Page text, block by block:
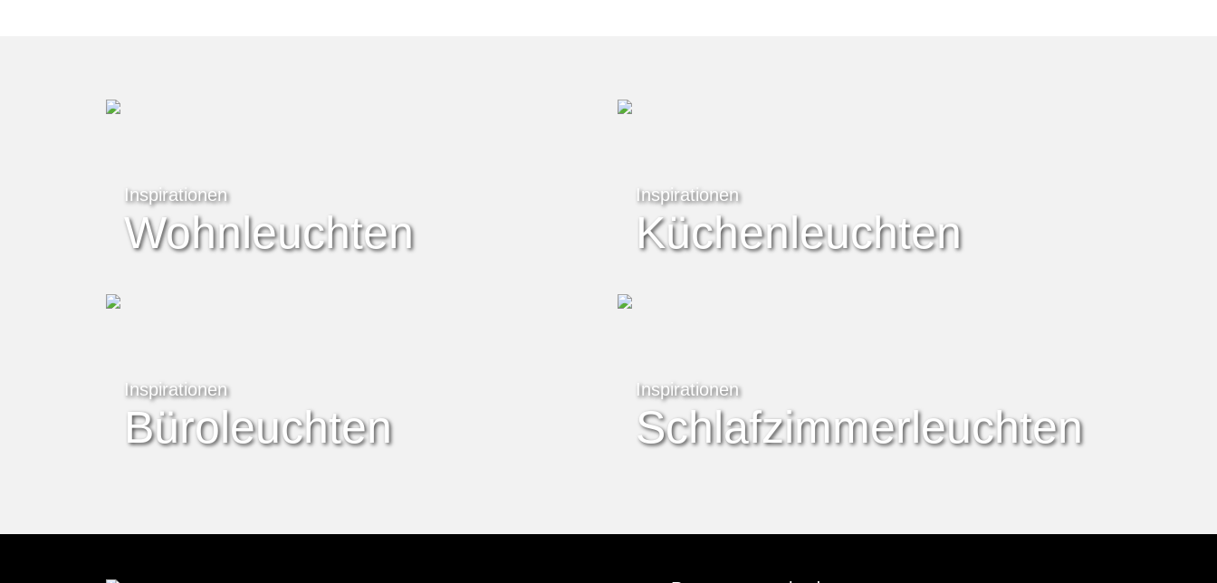
Inspirationen
Wohnleuchten
Inspirationen
Küchenleuchten
Inspirationen
Büroleuchten
Inspirationen
Schlafzimmerleuchten